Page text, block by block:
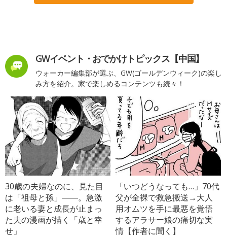
GWイベント・おでかけトピックス【中国】
ウォーカー編集部が選ぶ、GW(ゴールデンウィーク)の楽し
み方を紹介。家で楽しめるコンテンツも続々！
30歳の夫婦なのに、見た目
は「祖母と孫」――。急激
に老いる妻と成長が止まっ
た夫の漫画が描く「歳と幸
せ」
「いつどうなっても…」70代
父が全裸で救急搬送→大人
用オムツを手に最悪を覚悟
するアラサー娘の痛切な実
情【作者に聞く】